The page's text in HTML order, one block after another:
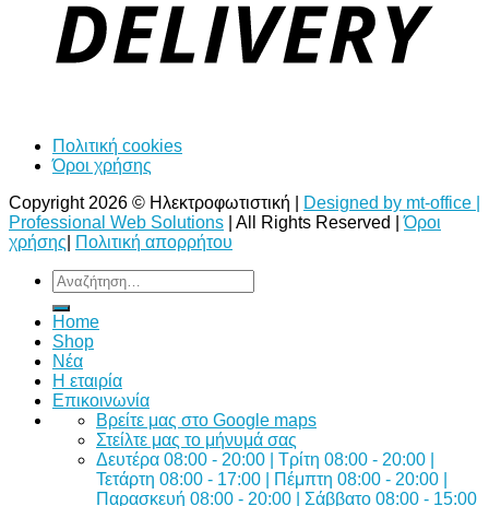
Πολιτική cookies
Όροι χρήσης
Copyright 2026 © Ηλεκτροφωτιστική |
Designed by mt-office |
Professional Web Solutions | All Rights Reserved |Όροι
χρήσης
Πολιτική απορρήτου
Αναζήτηση
για:
Home
Shop
Νέα
Η εταιρία
Επικοινωνία
Bρείτε μας στο Google maps
Στείλτε μας το μήνυμά σας
Δευτέρα 08:00 - 20:00 | Τρίτη 08:00 - 20:00 |
Τετάρτη 08:00 - 17:00 | Πέμπτη 08:00 - 20:00 |
Παρασκευή 08:00 - 20:00 | Σάββατο 08:00 - 15:00